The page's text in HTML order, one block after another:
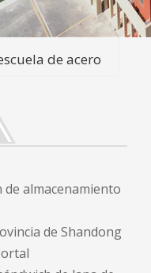
de acero
almacenamiento
de Shandong